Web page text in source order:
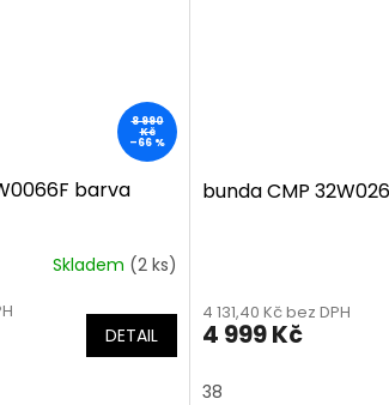
8 990
Kč
–66 %
barva
Skladem (2 ks)
DETAIL
bunda CMP
4 131,40 Kč bez DPH
4 999 Kč
38